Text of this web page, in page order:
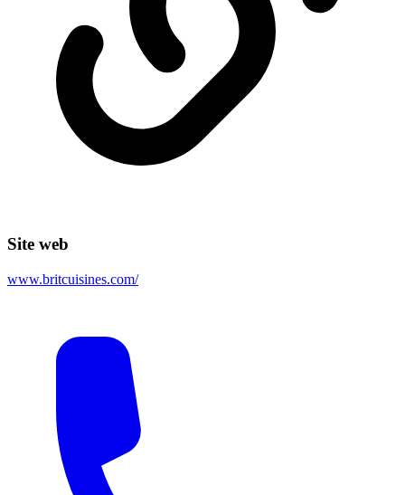
Site web
www.britcuisines.com/